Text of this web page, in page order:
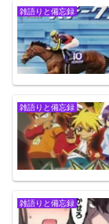
雑語りと備忘録
雑語りと備忘録
雑語りと備忘録